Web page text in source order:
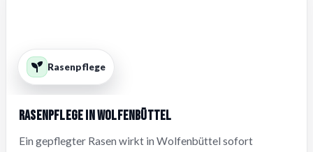
Rasenpflege
Rasenpflege in Wolfenbüttel
Ein gepflegter Rasen wirkt in Wolfenbüttel sofort